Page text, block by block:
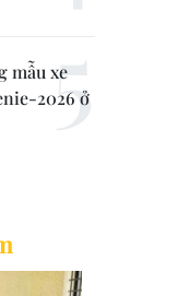
mẫu xe
2026 ở